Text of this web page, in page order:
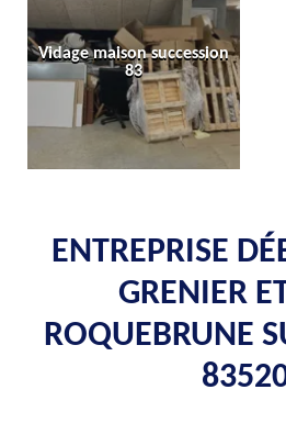
Vidage maison succession
83
ENTREPRISE
GRENIER
ROQUEBRUNE